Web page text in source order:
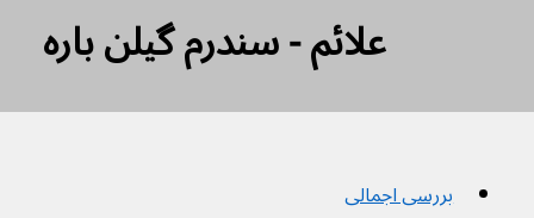
علائم - سندرم گیلن باره
بررسی اجمالی